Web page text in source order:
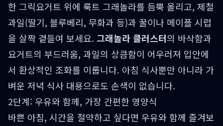
한 그릭요거트 위에 룩트 그래놀라를 듬뿍 올리고, 제철
과일(딸기, 블루베리, 무화과 등)과 꿀이나 메이플 시럽
을 살짝 곁들여 보세요. 그래놀라 클러스터의 바삭함과
요거트의 부드러움, 과일의 상큼함이 어우러져 입안에
서 환상적인 조화를 이룹니다. 아침 식사뿐만 아니라 가
벼운 저녁 식사 대용으로도 손색이 없습니다.
2단계: 우유와 함께, 가장 간편한 영양식
바쁜 아침, 시간을 절약하고 싶다면 우유와 함께 즐겨보